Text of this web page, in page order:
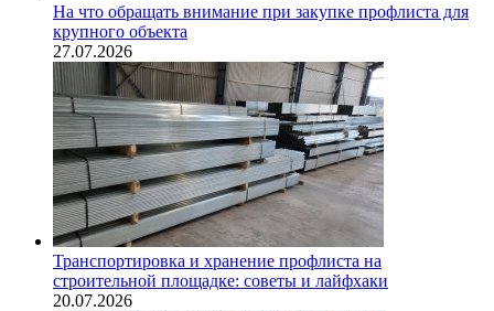
На что обращать внимание при закупке профлиста для
крупного объекта
27.07.2026
Транспортировка и хранение профлиста на
строительной площадке: советы и лайфхаки
20.07.2026